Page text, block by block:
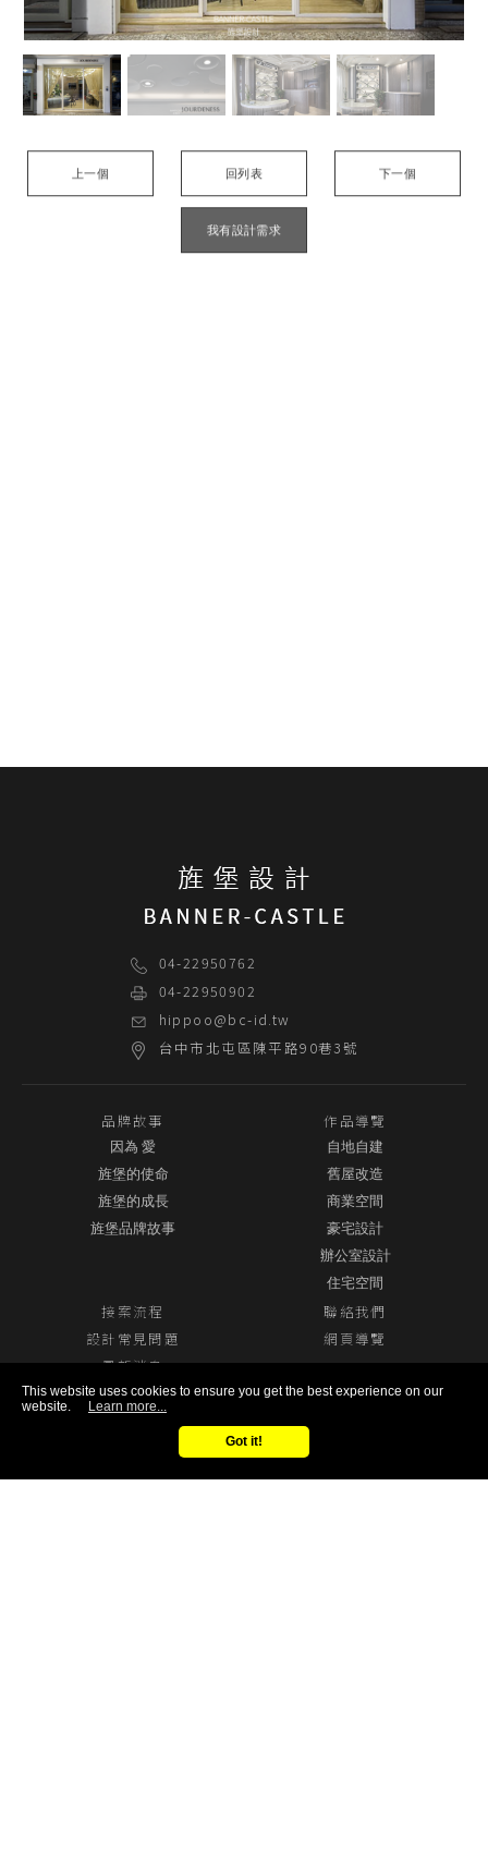
上一個 回列表
我有設計需求
下一個
04-22950762
04-22950902
hippoo@bc-id.tw
台中市北屯區陳平路90巷3號
品牌故事
因為 愛
旌堡的使命
旌堡的成長
旌堡品牌故事
作品導覽
自地自建
舊屋改造
商業空間
豪宅設計
辦公室設計
住宅空間
接案流程
設計常見問題
最新消息
聯絡我們
網頁導覽
諮詢專線
0800-525-188
This website uses cookies to ensure you get the best experience on our
website.
Learn more...
Got it!